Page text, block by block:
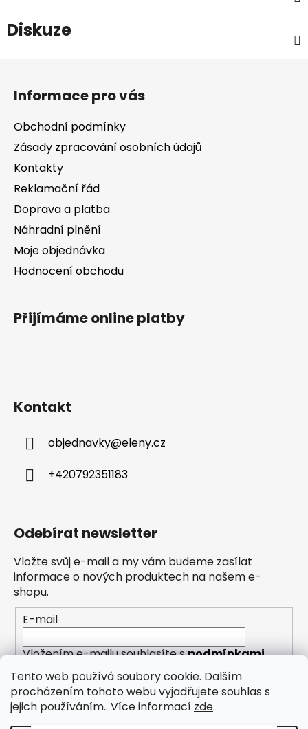
Tento web používá soubory cookie. Dalším
procházením tohoto webu vyjadřujete souhlas s
jejich používáním.. Více informací zde.
Diskuze
Informace pro vás
Obchodní podmínky
Zásady zpracování osobních údajů
Kontakty
Reklamační řád
Doprava a platba
Náhradní plnění
Moje objednávka
Hodnocení obchodu
Přijímáme online platby
Kontakt
objednavky@eleny.cz
+420792351183
Odebírat newsletter
Vložte svůj e-mail a my vám budeme zasílat
informace o nových produktech na našem e-
shopu.
E-mail
Vložením e-mailu souhlasíte spodmínkami
ochrany osobních údajů
PŘIHLÁSIT SE